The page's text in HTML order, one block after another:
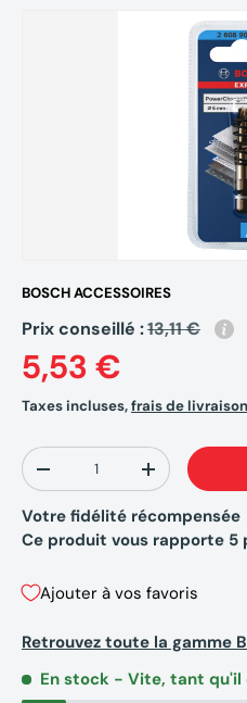
BOSCH ACCESSOIRES
Prix conseillé :13,11 €
5,53 €
Taxes incluses,frais de livraison
Qté
-
+
Votre fidélité récompensée
Ce produit vous rapporte 5
Ajouter à vos favoris
Retrouvez toute la gamme
En stock - Vite, tant qu'il